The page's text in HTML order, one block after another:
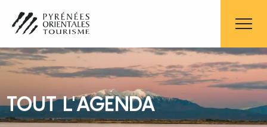
contenu
principal
TOUT L'AGENDA